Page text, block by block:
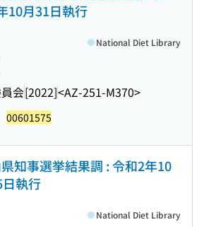
10月31日執行
会[2022]<AZ-251-M370>
National Diet Library
00601575
知事選挙結果調 : 令和2年10
日執行
National Diet Library